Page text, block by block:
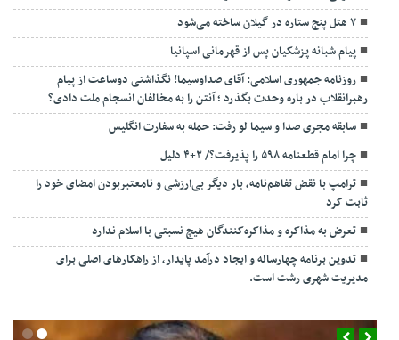
۷ هتل پنج ستاره در گیلان ساخته می‌شود
پیام شبانه پزشکیان پس از قهرمانی اسپانیا
روزنامه جمهوری اسلامی: آقای صداوسیما! نگذاشتی دوساعت از پیام
رهبرانقلاب در باره وحدت بگذرد ؛ آنتن را به مخالفان انسجام ملت دادی؟
سابقه مجری صدا و سیما لو رفت: حمله به سفارت انگلیس
چرا امام قطعنامه ۵۹۸ را پذیرفت؟/ ۲+۴ دلیل
ترامپ با نقض تفاهم‌نامه، بار دیگر بی‌ارزشی و نامعتبربودن امضای خود را
ثابت کرد
تعرض به مذاکره و مذاکره‌کنندگان هیچ نسبتی با اسلام ندارد
تدوین برنامه چهارساله و ایجاد درآمد پایدار، از راهکارهای اصلی برای
مدیریت شهری رشت است.